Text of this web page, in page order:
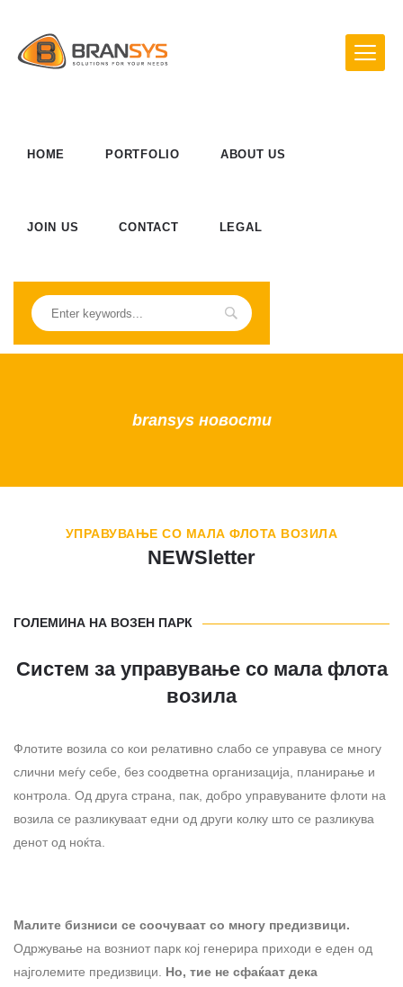
HOME PORTFOLIO ABOUT US
JOIN US CONTACT LEGAL
bransys новости
УПРАВУВАЊЕ СО МАЛА ФЛОТА ВОЗИЛА
NEWSletter
ГОЛЕМИНА НА ВОЗЕН ПАРК
Систем за управување со мала флота
возила
Флотите возила со кои релативно слабо се управува се многу
слични меѓу себе, без соодветна организација, планирање и
контрола. Од друга страна, пак, добро управуваните флоти на
возила се разликуваат едни од други колку што се разликува
денот од ноќта.
Малите бизниси се соочуваат со многу предизвици.
Одржување на возниот парк кој генерира приходи е еден од
најголемите предизвици. Но, тие не сфаќаат дека